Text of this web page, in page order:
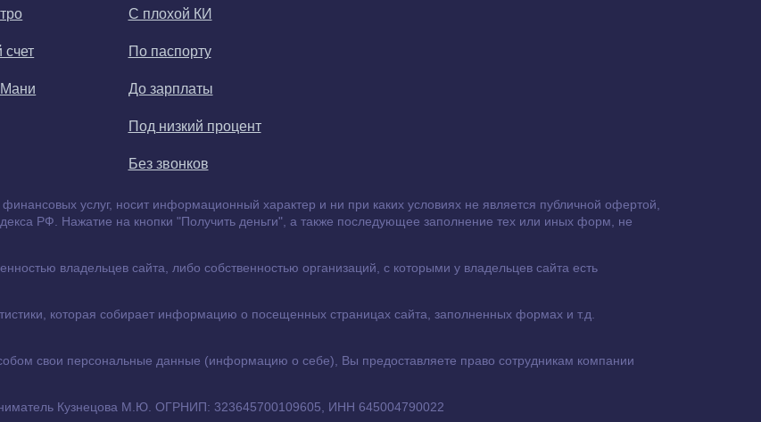
счет
С плохой КИ
По паспорту
До зарплаты
Под низкий процент
Без звонков
услуг, носит информационный характер и ни при каких условиях не является публичной офертой,
РФ. Нажатие на кнопки "Получить деньги", а также последующее заполнение тех или иных форм, не
владельцев сайта, либо собственностью организаций, с которыми у владельцев сайта есть
которая собирает информацию о посещенных страницах сайта, заполненных формах и т.д.
свои персональные данные (информацию о себе), Вы предоставляете право сотрудникам компании
Кузнецова М.Ю. ОГРНИП: 323645700109605, ИНН 645004790022